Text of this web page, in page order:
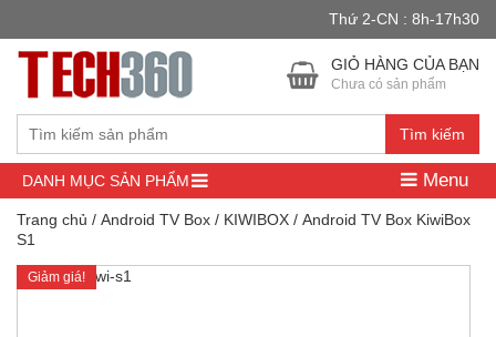
Thứ 2-CN : 8h-17h30
Tìm kiếm
GIỎ HÀNG CỦA BẠN
Chưa có sản phẩm
DANH MỤC SẢN PHẨM Menu
Trang chủ / Android TV Box / KIWIBOX / Android TV Box KiwiBox
S1
Giảm giá!